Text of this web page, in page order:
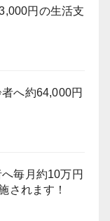
円の生活支
へ約64,000円
毎月約10万円
されます！